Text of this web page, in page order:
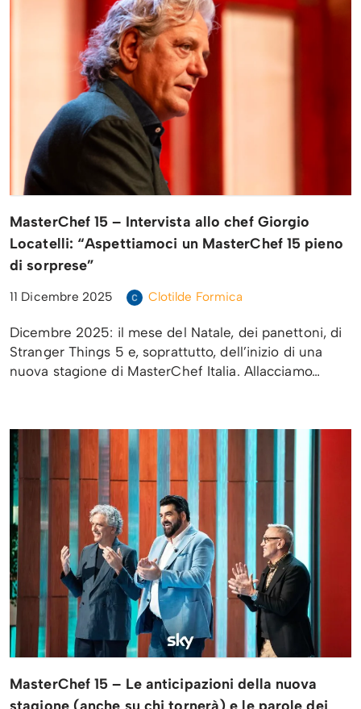
MasterChef 15 – Intervista allo chef Giorgio
Locatelli: “Aspettiamoci un MasterChef 15 pieno
di sorprese”
11 Dicembre 2025 Clotilde Formica
Dicembre 2025: il mese del Natale, dei panettoni, di
Stranger Things 5 e, soprattutto, dell’inizio di una
nuova stagione di MasterChef Italia. Allacciamo…
MasterChef 15 – Le anticipazioni della nuova